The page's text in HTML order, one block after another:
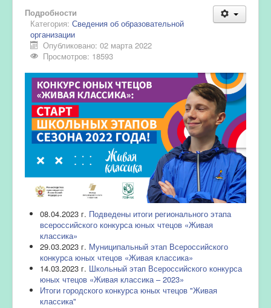
Подробности
Категория: Сведения об образовательной
организации
Опубликовано: 02 марта 2022
Просмотров: 18593
08.04.2023 г. Подведены итоги регионального этапа
всероссийского конкурса юных чтецов «Живая
классика»
29.03.2023 г. Муниципальный этап Всероссийского
конкурса юных чтецов «Живая классика»
14.03.2023 г. Школьный этап Всероссийского конкурса
юных чтецов «Живая классика – 2023»
Итоги городского конкурса юных чтецов "Живая
классика"